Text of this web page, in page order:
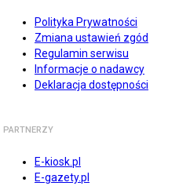
Polityka Prywatności
Zmiana ustawień zgód
Regulamin serwisu
Informacje o nadawcy
Deklaracja dostępności
PARTNERZY
E-kiosk.pl
E-gazety.pl